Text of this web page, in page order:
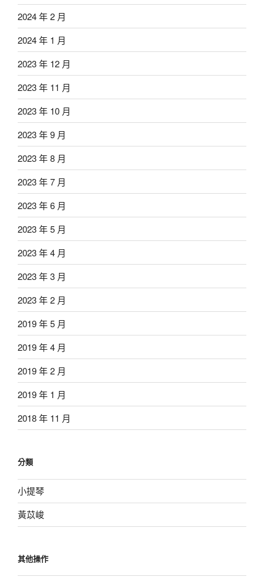
2024 年 2 月
2024 年 1 月
2023 年 12 月
2023 年 11 月
2023 年 10 月
2023 年 9 月
2023 年 8 月
2023 年 7 月
2023 年 6 月
2023 年 5 月
2023 年 4 月
2023 年 3 月
2023 年 2 月
2019 年 5 月
2019 年 4 月
2019 年 2 月
2019 年 1 月
2018 年 11 月
分類
小提琴
黃苡峻
其他操作